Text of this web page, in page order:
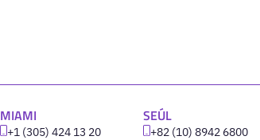
MIAMI
+1 (305) 424 13 20
SEÚL
+82 (10) 8942 6800